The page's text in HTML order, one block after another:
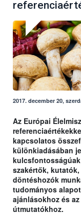
2017. december 20,
Az Európai
kapcsolatos
különkiadásában
szakértők,
döntéshozók
tudományos
ajánlásokhoz és
útmutatókhoz.